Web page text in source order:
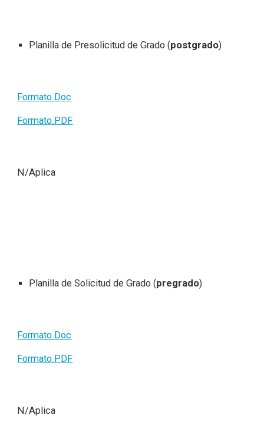
Planilla de Presolicitud de Grado (postgrado)
Formato.Doc
Formato.PDF
N/Aplica
Planilla de Solicitud de Grado (pregrado)
Formato.Doc
Formato.PDF
N/Aplica